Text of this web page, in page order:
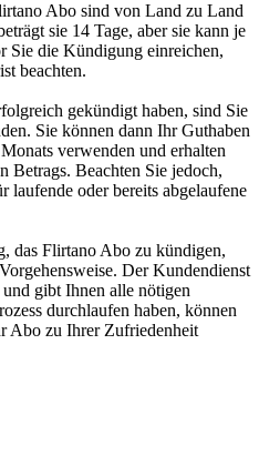
Abo sind von Land zu Land
sie 14 Tage, aber sie kann je
Sie die Kündigung einreichen,
beachten.
gekündigt haben, sind Sie
Sie können dann Ihr Guthaben
verwenden und erhalten
Betrags. Beachten Sie jedoch,
laufende oder bereits abgelaufene
das Flirtano Abo zu kündigen,
Der Kundendienst
gibt Ihnen alle nötigen
durchlaufen haben, können
Abo zu Ihrer Zufriedenheit